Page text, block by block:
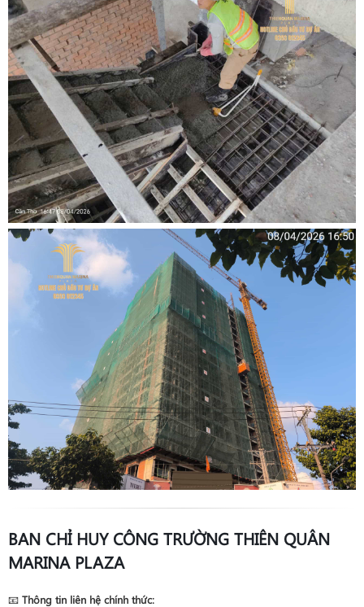
BAN CHỈ HUY CÔNG TRƯỜNG THIÊN QUÂN
MARINA PLAZA
📧 Thông tin liên hệ chính thức: